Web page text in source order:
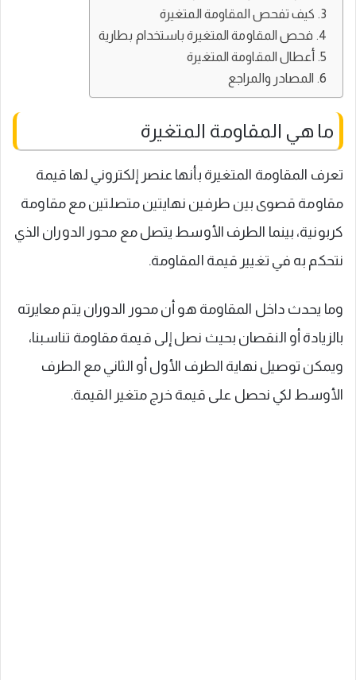
كيف تفحص المقاومة المتغيرة
فحص المقاومة المتغيرة باستخدام بطارية
أعطال المقاومة المتغيرة
المصادر والمراجع
ما هي المقاومة المتغيرة
تعرف المقاومة المتغيرة بأنها عنصر إلكتروني لها قيمة
مقاومة قصوى بين طرفين نهايتين متصلتين مع مقاومة
كربونية، بينما الطرف الأوسط يتصل مع محور الدوران الذي
نتحكم به في تغيير قيمة المقاومة.
وما يحدث داخل المقاومة هو أن محور الدوران يتم معايرته
بالزيادة أو النقصان بحيث نصل إلى قيمة مقاومة تناسبنا،
ويمكن توصيل نهاية الطرف الأول أو الثاني مع الطرف
الأوسط لكي نحصل على قيمة خرج متغير القيمة.